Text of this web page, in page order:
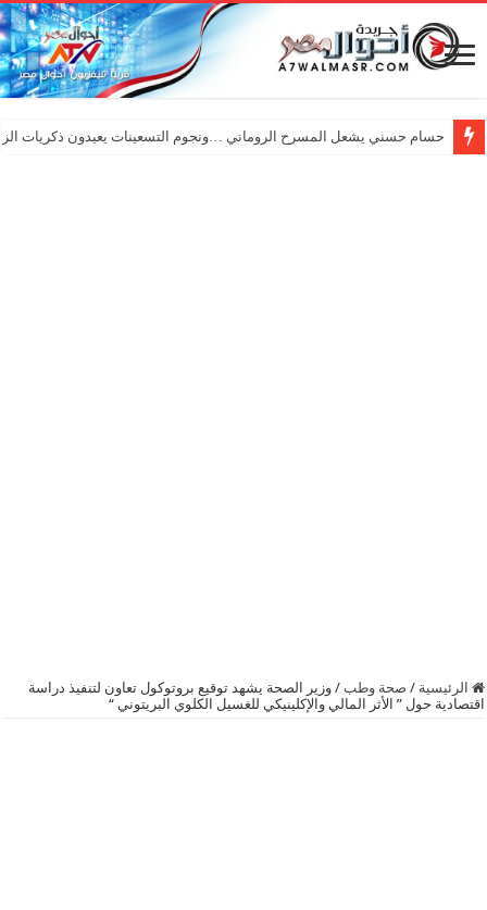
حسام حسني يشعل المسرح الروماني …ونجوم التسعينات يعيدون ذكريات
الرئيسية / صحة وطب / وزير الصحة يشهد توقيع بروتوكول تعاون لتنفيذ دراسة
اقتصادية حول ” الأثر المالي والإكلينيكي للغسيل الكلوي البريتوني “